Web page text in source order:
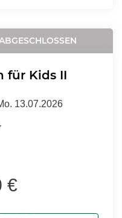
für Kids II
13.07.2026
€